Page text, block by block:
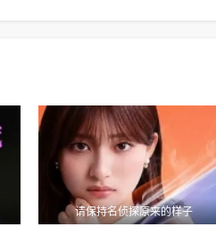
请保持名侦探原来的样子